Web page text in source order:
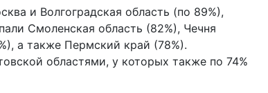
и Волгоградская область (по 89%),
Смоленская область (82%), Чечня
а также Пермский край (78%).
областями, у которых также по 74%